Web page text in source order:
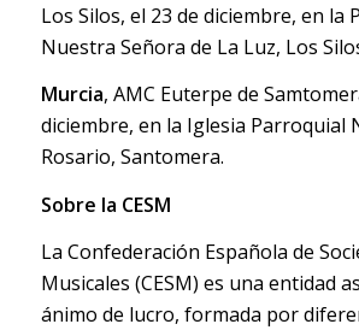
Los Silos, el 23 de diciembre, en la
Nuestra Señora de La Luz, Los
Murcia, AMC Euterpe de
diciembre, en la Iglesia Parroquial
Rosario, Santomera.
Sobre la CESM
La Confederación Española de
Musicales (CESM) es una entidad
ánimo de lucro, formada por